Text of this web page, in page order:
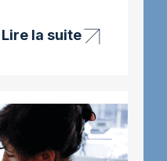
Lire la suite
Projet
et
résistance
aux
traitements